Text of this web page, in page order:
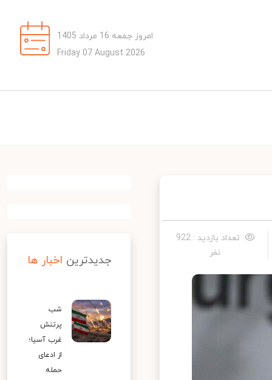
امروز جمعه 16 مرداد 1405
Friday 07 August 2026
تعداد بازدید : 922
نفر
جدیدترین اخبار ها
شب
پرتنش
غرب آسیا؛
از ادعای
حمله